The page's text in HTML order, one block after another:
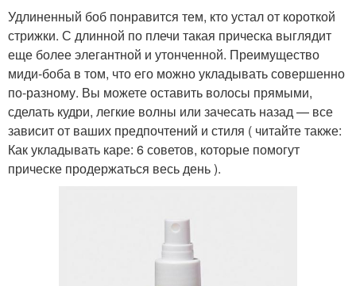
Удлиненный боб понравится тем, кто устал от короткой
стрижки. С длинной по плечи такая прическа выглядит
еще более элегантной и утонченной. Преимущество
миди-боба в том, что его можно укладывать совершенно
по-разному. Вы можете оставить волосы прямыми,
сделать кудри, легкие волны или зачесать назад — все
зависит от ваших предпочтений и стиля ( читайте также:
Как укладывать каре: 6 советов, которые помогут
прическе продержаться весь день ).